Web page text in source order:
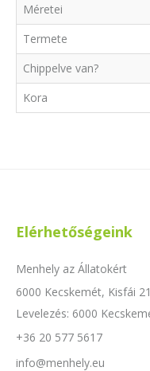
Méretei
Termete
Chippelve van?
Kora
Elérhetőségeink
Menhely az Állatokért
6000 Kecskemét, Kisfái
Levelezés: 6000
+36 20 577 5617
info@menhely.eu